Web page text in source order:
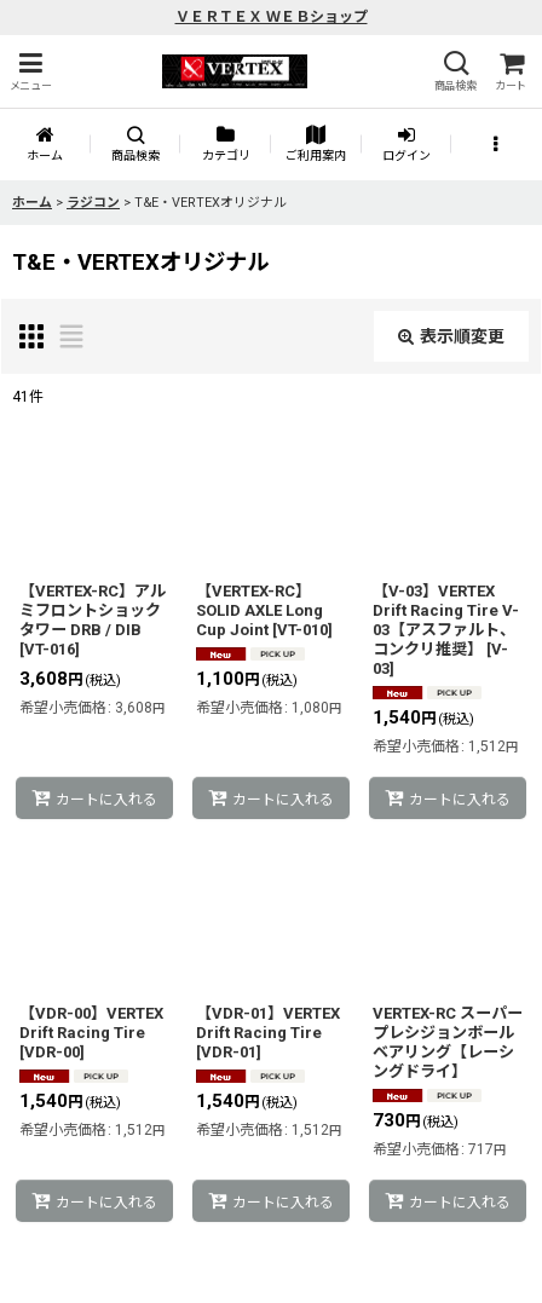
ＶＥＲＴＥＸ ＷＥＢショップ
メニュー 商品検索 カート
ホーム 商品検索 カテゴリ ご利用案内 ログイン
ホーム > ラジコン > T&E・VERTEXオリジナル
T&E・VERTEXオリジナル
表示順変更
絞り込む
41 件
【VERTEX-RC】アル
ミフロントショック
タワー DRB / DIB
[VT-016]
3,608 円 (税込)
希望小売価格 : 3,608円
カートに入れる
【VERTEX-RC】
SOLID AXLE Long
Cup Joint [VT-010]
1,100円 (税込)
希望小売価格 : 1,080円
カートに入れる
【V-03】VERTEX
Drift Racing Tire V-
03【アスファルト、
コンクリ推奨】
[V-
03]
1,540円 (税込)
希望小売価格 : 1,512円
カートに入れる
【VDR-00】VERTEX
Drift Racing Tire
[VDR-00]
1,540円 (税込)
希望小売価格 : 1,512円
カートに入れる
【VDR-01】VERTEX
Drift Racing Tire
[VDR-01]
1,540円 (税込)
希望小売価格 : 1,512円
カートに入れる
VERTEX-RC スーパー
プレシジョンボール
ベアリング【レーシ
ングドライ】
730円 (税込)
希望小売価格 : 717円
カートに入れる